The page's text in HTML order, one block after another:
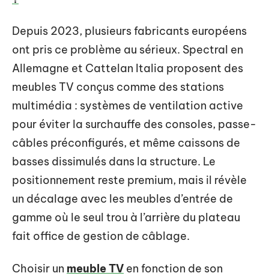
Depuis 2023, plusieurs fabricants européens
ont pris ce problème au sérieux. Spectral en
Allemagne et Cattelan Italia proposent des
meubles TV conçus comme des stations
multimédia : systèmes de ventilation active
pour éviter la surchauffe des consoles, passe-
câbles préconfigurés, et même caissons de
basses dissimulés dans la structure. Le
positionnement reste premium, mais il révèle
un décalage avec les meubles d’entrée de
gamme où le seul trou à l’arrière du plateau
fait office de gestion de câblage.
Choisir un meuble TV en fonction de son